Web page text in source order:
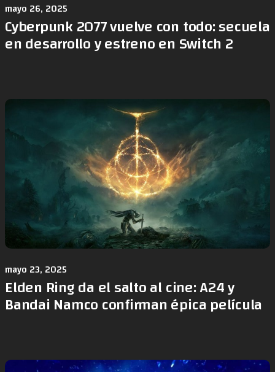
mayo 26, 2025
Cyberpunk 2077 vuelve con todo: secuela
en desarrollo y estreno en Switch 2
mayo 23, 2025
Elden Ring da el salto al cine: A24 y
Bandai Namco confirman épica película